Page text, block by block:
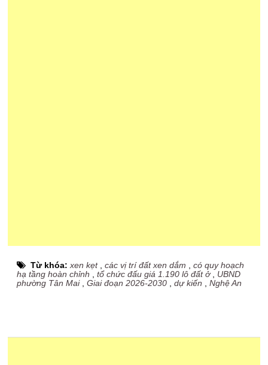
Từ khóa:xen kẹt,các vị trí đất xen dắm ,có quy hoạch
hạ tầng hoàn chỉnh ,tổ chức đấu giá 1.190 lô đất ở, UBND
phường Tân Mai,Giai đoạn 2026-2030 ,dự kiến ,Nghệ An